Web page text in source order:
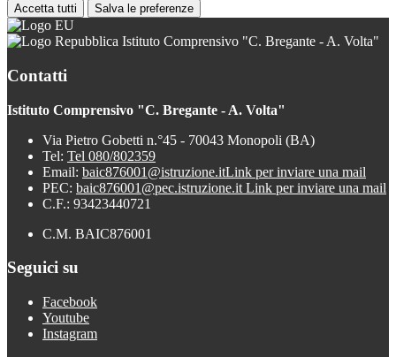
Accetta tutti Salva le preferenze
Istituto Comprensivo "C. Bregante - A. Volta"
Contatti
Istituto Comprensivo "C. Bregante - A. Volta"
Via Pietro Gobetti n.°45 - 70043 Monopoli (BA)
Tel: Tel 080/802359
Email: baic876001@istruzione.itLink per inviare una mail
PEC: baic876001@pec.istruzione.it Link per inviare una mail
C.F.: 93423440721
C.M. BAIC876001
Seguici su
Facebook
Youtube
Instagram